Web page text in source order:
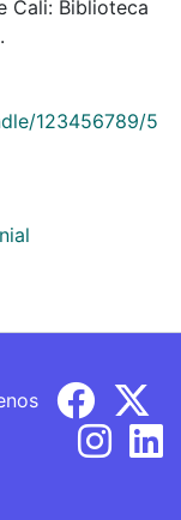
Cali: Biblioteca
123456789/5